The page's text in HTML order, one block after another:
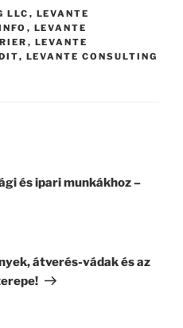
LLC , LEVANTE
, LEVANTE
, LEVANTE
, LEVANTE CONSULTING
és ipari munkákhoz –
átverés-vádak és az